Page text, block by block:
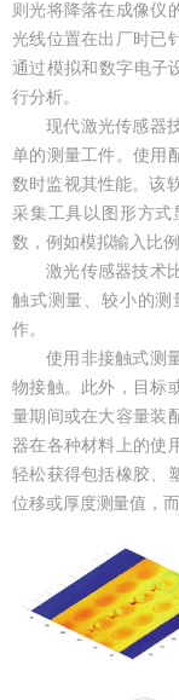
则光将降落在成像仪
光线位置在出厂时已
通过模拟和数字电子
行分析。
现代激光传感器
单的测量工件。使用
数时监视其性能。该
采集工具以图形方
数，例如模拟输入比
激光传感器技术
触式测量、较小的测
作。
使用非接触式测
物接触。此外，目标
量期间或在大容量装
器在各种材料上的使
轻松获得包括橡胶、
位移或厚度测量值，